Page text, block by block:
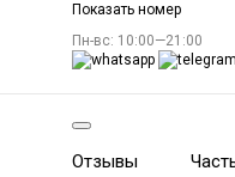
Показать номер
Пн-вс: 10:00—21:00
Отзывы